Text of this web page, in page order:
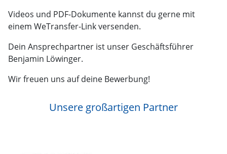
Videos und PDF-Dokumente kannst du gerne mit
einem WeTransfer-Link versenden.
Dein Ansprechpartner ist unser Geschäftsführer
Benjamin Löwinger.
Wir freuen uns auf deine Bewerbung!
Unsere großartigen Partner